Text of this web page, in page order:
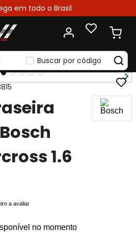
em todo o Brasil
Buscar por código
1.6
a avaliar
no momento